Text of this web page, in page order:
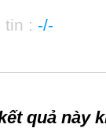
tin : -/-
quả này